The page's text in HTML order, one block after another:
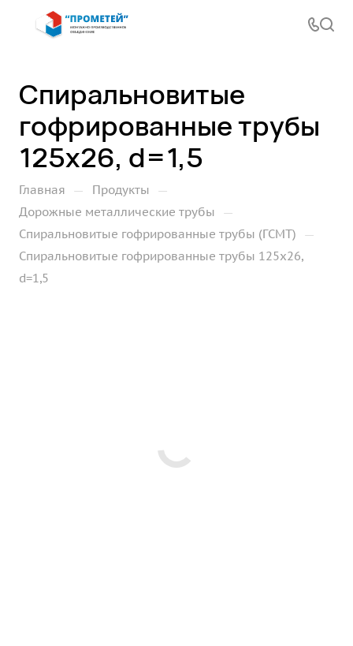
Спиральновитые
гофрированные трубы
125х26, d=1,5
Главная — Продукты —
Дорожные металлические трубы —
Спиральновитые гофрированные трубы (ГСМТ) —
Спиральновитые гофрированные трубы 125х26,
d=1,5